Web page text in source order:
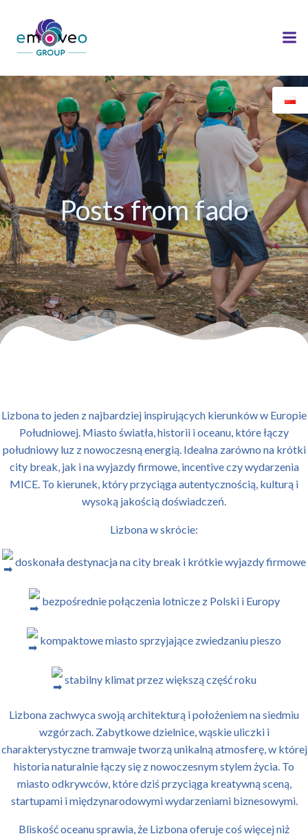
Posts from fado
Lizbona to jeden z najbardziej inspirujących kierunków w Europie
Południowej. Miasto światła, historii i oceanu, które łączy
południowy luz z nowoczesną energią. Idealna zarówno na krótki
city break, jak i na wyjazdy firmowe, incentive czy wydarzenia
MICE. To kierunek, który przyciąga autentycznością, kulturą i
wysoką jakością doświadczeń.
Lizbona w skrócie:
doskonała destynacja na city break i krótkie wyjazdy firmowe
bezpośrednie połączenia lotnicze z Polski i Europy
kompaktowe miasto sprzyjające zwiedzaniu pieszo
stabilny klimat przez większą część roku
Lizbona zachwyca swoją architekturą i położeniem na siedmiu
wzgórzach. Zabytkowe dzielnice, wąskie uliczki i
charakterystyczne tramwaje tworzą unikalną atmosferę, w której
historia naturalnie łączy się z nowoczesnym stylem życia. To
miasto odkrywców, które dziś przyciąga kreatywną sceną,
startupami i międzynarodowymi wydarzeniami biznesowymi.
Bliskość oceanu sprawia, że Lizbona oferuje coś więcej niż